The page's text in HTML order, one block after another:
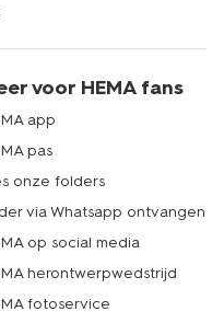
voor HEMA fans
app
pas
onze folders
via Whatsapp ontvangen
op social media
herontwerpwedstrijd
fotoservice